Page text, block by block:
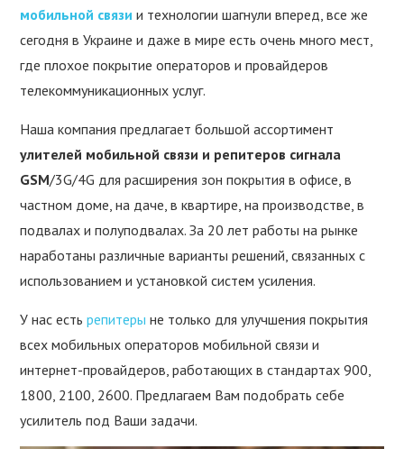
КАБЕЛЬ
РАЗЪЕМЫ
ПУБЛИКАЦИИ
мобильной связи и технологии шагнули вперед, все же
сегодня в Украине и даже в мире есть очень много мест,
где плохое покрытие операторов и провайдеров
телекоммуникационных услуг.
Наша компания предлагает большой ассортимент
улителей мобильной связи и репитеров сигнала
GSM/3G/4G для расширения зон покрытия в офисе, в
частном доме, на даче, в квартире, на производстве, в
подвалах и полуподвалах. За 20 лет работы на рынке
наработаны различные варианты решений, связанных с
использованием и установкой систем усиления.
У нас естьрепитеры не только для улучшения покрытия
всех мобильных операторов мобильной связи и
интернет-провайдеров, работающих в стандартах 900,
1800, 2100, 2600. Предлагаем Вам подобрать себе
усилитель под Ваши задачи.